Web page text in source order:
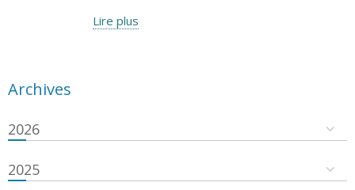
Lire plus
Archives
2026
2025